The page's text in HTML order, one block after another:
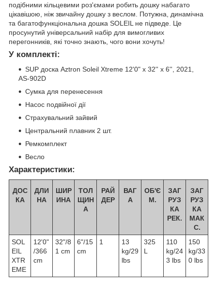
подібними кільцевими роз'ємами робить дошку набагато
цікавішою, ніж звичайну дошку з веслом. Потужна, динамічна
та багатофункціональна дошка SOLEIL не підведе. Це
просунутий універсальний набір для вимогливих
перегонників, які точно знають, чого вони хочуть!
У комплекті:
SUP доска Aztron Soleil Xtreme 12'0" x 32'' х 6'', 2021,
AS-902D
Сумка для перенесення
Насос подвійної дії
Страхувальний зайвий
Центральний плавник 2 шт.
Ремкомплект
Весло
Характеристики:
ДОС
КА
ДЛИ
НА
ШИР
ИНА
ТОЛ
ЩИН
А
РАЙ
ДЕР
ВАГ
А
ОБ'Є
М.
ЗАГ
РУЗ
КА
РЕК.
ЗАГ
РУЗ
КА
МАК
С.
SOL
EIL
XTR
EME
12'0"
/366
cm
32"/8
1 cm
6"/15
cm
1
13
kg/29
lbs
325
L
110
kg/24
3 lbs
150
kg/33
0 lbs